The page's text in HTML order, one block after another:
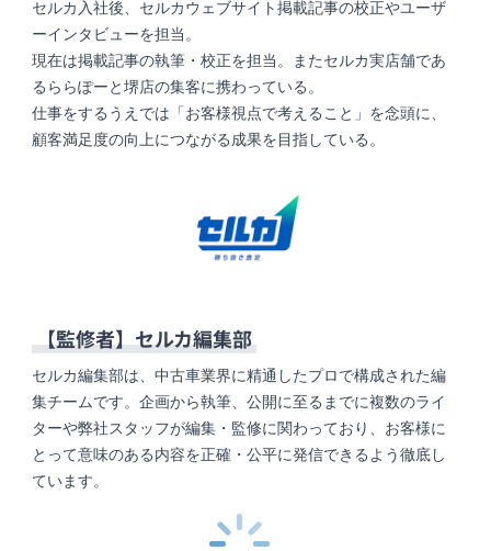
セルカ入社後、セルカウェブサイト掲載記事の校正やユーザ
ーインタビューを担当。
現在は掲載記事の執筆・校正を担当。またセルカ実店舗であ
るららぽーと堺店の集客に携わっている。
仕事をするうえでは「お客様視点で考えること」を念頭に、
顧客満足度の向上につながる成果を目指している。
【監修者】セルカ編集部
セルカ編集部は、中古車業界に精通したプロで構成された編
集チームです。企画から執筆、公開に至るまでに複数のライ
ターや弊社スタッフが編集・監修に関わっており、お客様に
とって意味のある内容を正確・公平に発信できるよう徹底し
ています。